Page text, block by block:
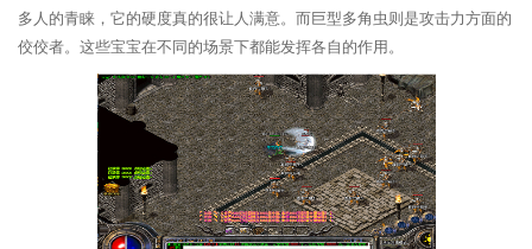
多人的青睐，它的硬度真的很让人满意。而巨型多角虫则是攻击力方面的
佼佼者。这些宝宝在不同的场景下都能发挥各自的作用。